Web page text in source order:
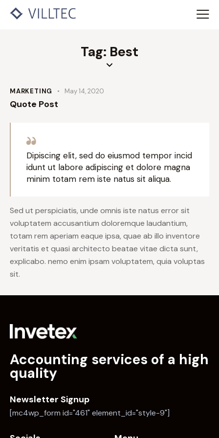
Tag: Best
MARKETING May 14, 2020
Quote Post
Dipiscing elit, sed do eiusmod tempor incid
idunt ut labore adipiscing et dolore magna
minim totam rem iste natus sit aliqua.
Sed ut perspiciatis, unde omnis iste natus error sit
voluptatem accusantium doloremque laudantium,
totam rem aperiam eaque ipsa, quae ab illo inventore
veritatis et quasi architecto beatae vitae dicta sunt,
explicabo. nemo enim ipsam voluptatem, quia voluptas
sit.
Accounting services of a high
quality
Newsletter Signup
[mc4wp_form id="461" element_id="style-9"]